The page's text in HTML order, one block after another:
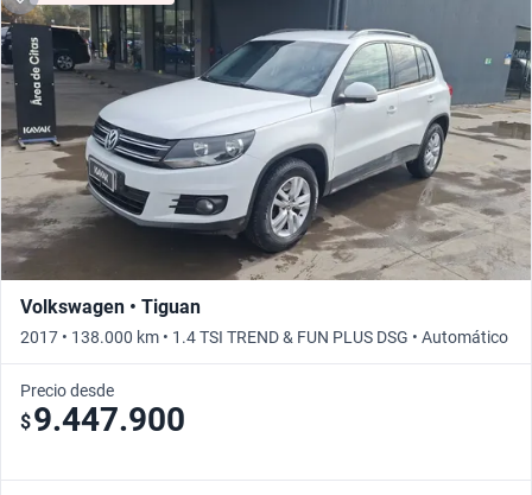
Volkswagen • Tiguan
2017 • 138.000 km • 1.4 TSI TREND & FUN PLUS DSG • Automático
Precio desde
$9.447.900